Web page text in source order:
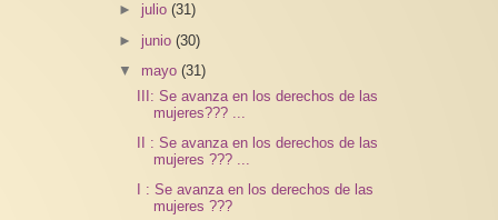
► julio(31)
► junio(30)
▼ mayo(31)
III: Se avanza en los derechos de las
mujeres??? ...
II : Se avanza en los derechos de las
mujeres ??? ...
I : Se avanza en los derechos de las
mujeres ???